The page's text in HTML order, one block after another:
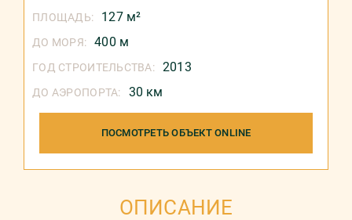
ПЛОЩАДЬ: 127 м²
ДО МОРЯ: 400 м
ГОД СТРОИТЕЛЬСТВА: 2013
ДО АЭРОПОРТА: 30 км
ПОСМОТРЕТЬ ОБЪЕКТ ONLINE
ОПИСАНИЕ